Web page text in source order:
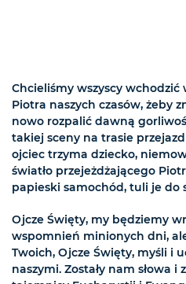
Chcieliśmy wszyscy
Piotra naszych czasów, żeby
nowo rozpalić dawną
takiej sceny na trasie
ojciec trzyma dziecko,
światło przejeżdżającego
papieski samochód, tuli je do
Ojcze Święty, my będziemy
wspomnień minionych dni,
Twoich, Ojcze Święty, myśli i
naszymi. Zostały nam słowa i